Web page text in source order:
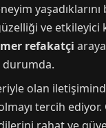
ve etkileyici
refakatçi
olan
tercih